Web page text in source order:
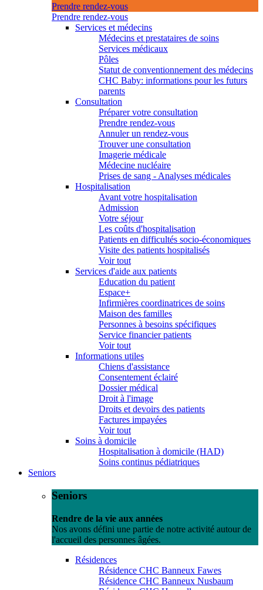
Prendre rendez-vous
Prendre rendez-vous
Services et médecins
Médecins et prestataires de soins
Services médicaux
Pôles
Statut de conventionnement des médecins
CHC Baby: informations pour les futurs
parents
Consultation
Préparer votre consultation
Prendre rendez-vous
Annuler un rendez-vous
Trouver une consultation
Imagerie médicale
Médecine nucléaire
Prises de sang - Analyses médicales
Hospitalisation
Avant votre hospitalisation
Admission
Votre séjour
Les coûts d'hospitalisation
Patients en difficultés socio-économiques
Visite des patients hospitalisés
Voir tout
Services d'aide aux patients
Education du patient
Espace+
Infirmières coordinatrices de soins
Maison des familles
Personnes à besoins spécifiques
Service financier patients
Voir tout
Informations utiles
Chiens d'assistance
Consentement éclairé
Dossier médical
Droit à l'image
Droits et devoirs des patients
Factures impayées
Voir tout
Soins à domicile
Hospitalisation à domicile (HAD)
Soins continus pédiatriques
Seniors
Seniors
Rendre de la vie aux années
Nos avons défini une partie de notre activité autour de
l'accueil des personnes âgées.
Résidences
Résidence CHC Banneux Fawes
Résidence CHC Banneux Nusbaum